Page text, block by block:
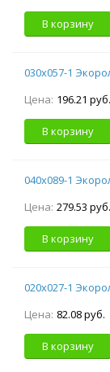
В корзину
030х057-1
Цена: 196.21 руб.
В корзину
040х089-1
Цена: 279.53 руб.
В корзину
020х027-1
Цена: 82.08 руб.
В корзину